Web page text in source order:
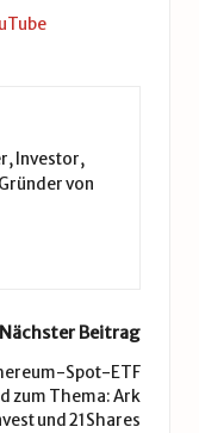
Investor,
von
Nächster Beitrag
Spot-ETF
zum Thema: Ark
und 21Shares